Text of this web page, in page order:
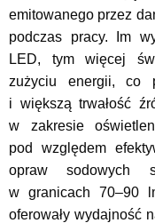
emitowanego przez
podczas pracy. Im
LED, tym więcej
zużyciu energii, co
i większą trwałość
w zakresie
pod względem
opraw sodowych
w granicach 70–90
oferowały wydajność